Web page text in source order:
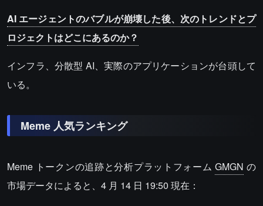
AI エージェントのバブルが崩壊した後、次のトレンドとプ
ロジェクトはどこにあるのか？
インフラ、分散型 AI、実際のアプリケーションが台頭して
いる。
Meme 人気ランキング
Meme トークンの追跡と分析プラットフォームGMGN の
市場データによると、4 月 14 日 19:50 現在：